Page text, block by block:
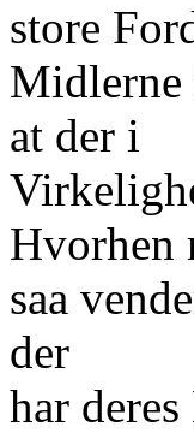
store
Midlerne
at der i
Hvorhen
saa
der
har